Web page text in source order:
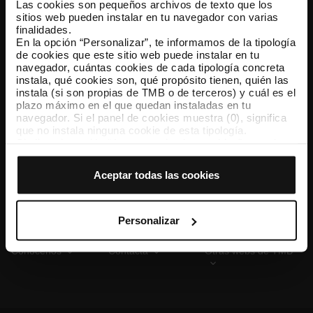
Las cookies son pequeños archivos de texto que los
sitios web pueden instalar en tu navegador con varias
finalidades.
En la opción “Personalizar”, te informamos de la tipología
de cookies que este sitio web puede instalar en tu
navegador, cuántas cookies de cada tipología concreta
instala, qué cookies son, qué propósito tienen, quién las
instala (si son propias de TMB o de terceros) y cuál es el
plazo máximo en el que quedan instaladas en tu
navegador. Si el panel de cookies muestra (0), significa
que no instala ninguna cookie de esta tipología.
que todas estas cookies se instalen en tu navegador.
tipología de cookies permite indicar si quieres que se
instalen o no las cookies de esa clase.
Una vez que hayas marcado tus preferencias, debes
hacer clic en “Seleccionar y configurar”. Así se instalarán
previamente. Te sugerimos que selecciones las cookies
de personalización, porque permiten recordar tus
opciones de navegación (como el idioma) y mejoran tu
Aceptar todas las cookies
Personalizar
TMB App
Descárgate TMB App y compra tus billetes
App Store Google Play
Conócenos Contacta Otras webs de TMB